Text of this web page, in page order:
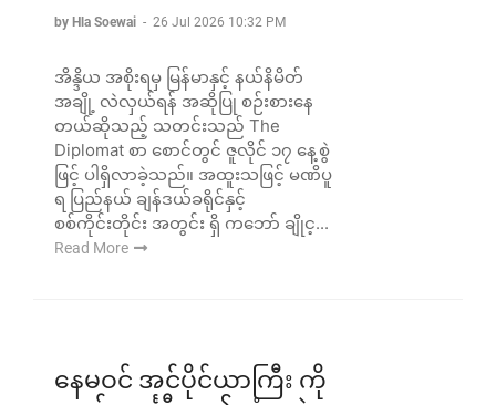
by Hla Soewai - 26 Jul 2026 10:32 PM
အိန္ဒိယ အစိုးရမှ မြန်မာနှင့် နယ်နိမိတ်
အချို့ လဲလှယ်ရန် အဆိုပြု စဉ်းစားနေ
တယ်ဆိုသည့် သတင်းသည် The
Diplomat စာ‌ စောင်တွင် ဇူလိုင် ၁၇ နေ့စွဲ
ဖြင့် ပါရှိလာခဲ့သည်။ အထူးသဖြင့် မဏိပူ
ရ ပြည်နယ် ချန်ဒယ်ခရိုင်နှင့်
စစ်ကိုင်းတိုင်း အတွင်း ရှိ ကဘော် ချိုင့...
Read More
နေမဝင် အင်ပိုင်ယာကြီး ကို